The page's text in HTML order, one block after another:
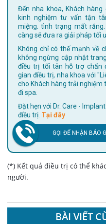
Đến nha khoa, Khách
kinh nghiệm tư vấn tận
miệng. tình trạng mất
càng sẽ đưa ra giải pháp tối
Không chỉ có thế mạnh về chất lượng điều trị, Dr. Care còn
không ngừng cập nhật
điều trị tối tân hỗ trợ chẩn
gian điều trị, nha khoa với
cho Khách hàng trải
đi spa.
Đặt hẹn với Dr. Care - Implant Clinic để thăm khám, tư vấn và
điều trị. Tại đây
GỌI ĐỂ NHẬN BÁO
(*) Kết quả điều trị có thể
người.
BÀI VIẾT